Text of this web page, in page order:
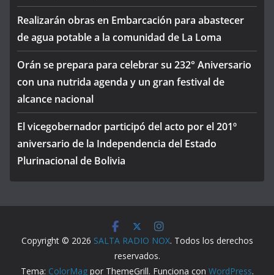
Realizarán obras en Embarcación para abastecer
de agua potable a la comunidad de La Loma
Orán se prepara para celebrar su 232° Aniversario
con una nutrida agenda y un gran festival de
alcance nacional
El vicegobernador participó del acto por el 201º
aniversario de la Independencia del Estado
Plurinacional de Bolivia
Copyright © 2026 SALTA RADIO NOX. Todos los derechos
reservados.
Tema: ColorMagpor ThemeGrill. Funciona con WordPress.